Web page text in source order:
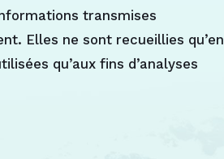
transmises
Elles ne sont recueillies qu’en
qu’aux fins d’analyses